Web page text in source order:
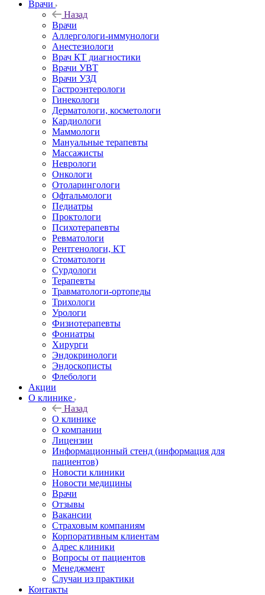
Врачи
Назад
Врачи
Аллергологи-иммунологи
Анестезиологи
Врач КТ диагностики
Врачи УВТ
Врачи УЗД
Гастроэнтерологи
Гинекологи
Дерматологи, косметологи
Кардиологи
Маммологи
Мануальные терапевты
Массажисты
Неврологи
Онкологи
Отоларингологи
Офтальмологи
Педиатры
Проктологи
Психотерапевты
Ревматологи
Рентгенологи, КТ
Стоматологи
Сурдологи
Терапевты
Травматологи-ортопеды
Трихологи
Урологи
Физиотерапевты
Фониатры
Хирурги
Эндокринологи
Эндоскописты
Флебологи
Акции
О клинике
Назад
О клинике
О компании
Лицензии
Информационный стенд (информация для
пациентов)
Новости клиники
Новости медицины
Врачи
Отзывы
Вакансии
Страховым компаниям
Корпоративным клиентам
Адрес клиники
Вопросы от пациентов
Менеджмент
Случаи из практики
Контакты